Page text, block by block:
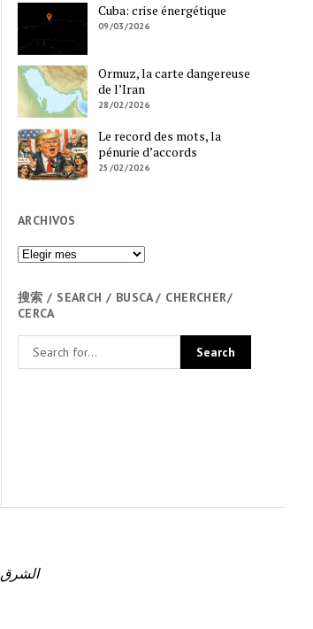
Cuba: crise énergétique
09/03/2026
Ormuz, la carte dangereuse
de l’Iran
28/02/2026
Le record des mots, la
pénurie d’accords
25/02/2026
ARCHIVOS
Archivos
搜索 / SEARCH / BUSCA / CHERCHER/
CERCA
Multilingual Tabloid / The Dragon Mirror / The Mediterranean Desk – Arabic Edition – SalaStampa الشرق